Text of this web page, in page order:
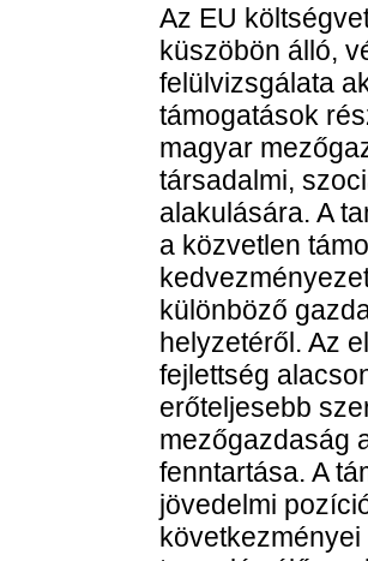
Az EU
küszöbön álló,
felülvizsgálata
támogatások
magyar
társadalmi,
alakulására. A
a közvetlen
különböző
helyzetéről. Az
fejlettség
erőteljesebb
mezőgazdaság
fenntartása. A
jövedelmi